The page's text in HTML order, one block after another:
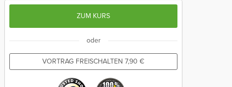
ZUM KURS
oder
VORTRAG FREISCHALTEN 7,90 €